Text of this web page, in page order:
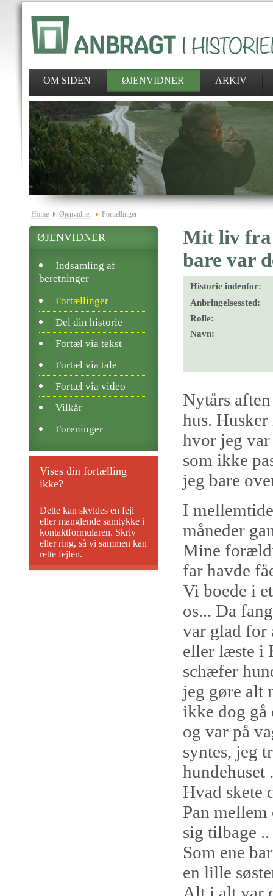
OM SIDEN ØJENVIDNER ARKIV
Home Øjenvidner Fortællinger
Mit liv fra
bare var
Historie indenfor:
Anbringelsessted:
Rolle:
Navn:
Nytårs
hus.
hvor jeg
som ikke
jeg bare
I
måneder
Mine
far havde
Vi boede i
os... Da
var glad for
eller læste i
schæfer
jeg gøre alt
ikke dog gå
og var på
syntes, jeg
hundehuset
Hvad skete
Pan
sig tilbage ..
Som ene
en lille
ØJENVIDNER
Indsamling af
beretninger
Fortællinger
Del din historie
Fortæl via tekst
Fortæl via tale
Fortæl via video
Vilkår
Foreninger
Vises din fortælling
ikke?
Dette kan skyldes en fejl
eller manglende samtykke i
kontaktformularen. Skriv
eller ring, så vi sammen kan
rette fejlen.